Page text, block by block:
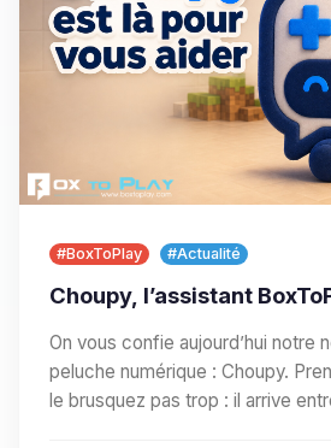
#BoxToPlay #Actualité
Choupy, l’assistant
On vous confie aujourd’hui notre
peluche numérique : Choupy.
le brusquez pas trop : il arrive